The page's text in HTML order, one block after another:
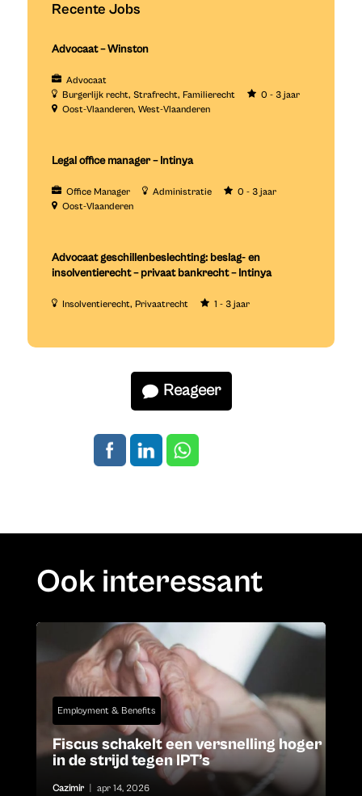
Recente Jobs
Advocaat – Winston
Advocaat
Burgerlijk recht Strafrecht Familierecht
0 - 3 jaar
Oost-Vlaanderen West-Vlaanderen
Legal office manager – Intinya
Office Manager Administratie
0 - 3 jaar
Oost-Vlaanderen
Advocaat geschillenbeslechting: beslag- en
insolventierecht – privaat bankrecht – Intinya
Insolventierecht Privaatrecht 1 - 3 jaar
Reageer
Ook interessant
Employment & Benefits
Fiscus schakelt een versnelling hoger
in de strijd tegen IPT’s
Cazimir apr 14, 2026